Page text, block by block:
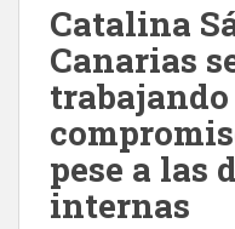
Catalina
Canarias
pese a las
internas